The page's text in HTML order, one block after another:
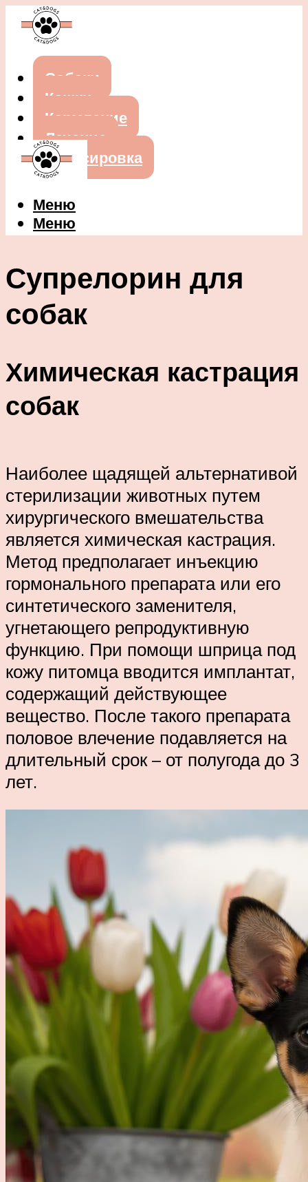
Собаки
Кошки
Кормление
Лечение
Дрессировка
Меню
Меню
Супрелорин для
собак
Химическая кастрация
собак
Наиболее щадящей альтернативой
стерилизации животных путем
хирургического вмешательства
является химическая кастрация.
Метод предполагает инъекцию
гормонального препарата или его
синтетического заменителя,
угнетающего репродуктивную
функцию. При помощи шприца под
кожу питомца вводится имплантат,
содержащий действующее
вещество. После такого препарата
половое влечение подавляется на
длительный срок – от полугода до 3
лет.